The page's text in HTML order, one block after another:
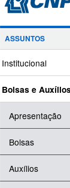
ASSUNTOS
Institucional
Bolsas e
Apresentação
Bolsas
Auxílios